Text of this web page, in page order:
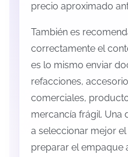
precio aproximado
También es
correctamente el
es lo mismo enviar
refacciones,
comerciales,
mercancía frágil. Una
a seleccionar mejor
preparar el empaque